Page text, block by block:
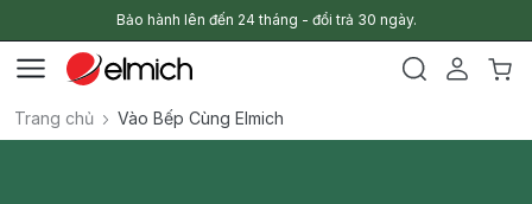
Bảo hành lên đến 24 tháng - đổi trả 30 ngày.
Trang chủ Vào Bếp Cùng Elmich